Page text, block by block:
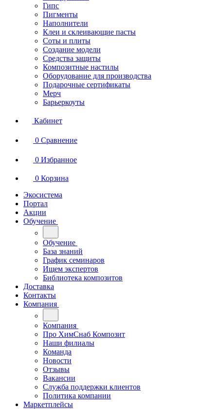
Гипс
Пигменты
Наполнители
Клеи и склеивающие пасты
Соты и плиты
Создание модели
Средства защиты
Композитные настилы
Оборудование для производства
Подарочные сертификаты
Мерч
Барьеркоуты
Кабинет
0 Сравнение
0 Избранное
0 Корзина
Экосистема
Портал
Акции
Обучение
Обучение
База знаний
График семинаров
Ищем экспертов
Библиотека композитов
Доставка
Контакты
Компания
Компания
Про ХимСнаб Композит
Наши филиалы
Команда
Новости
Отзывы
Вакансии
Служба поддержки клиентов
Политика компании
Маркетплейсы